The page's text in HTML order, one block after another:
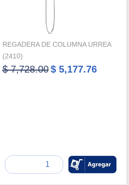
REGADERA DE COLUMNA URREA
(2410)
$ 7,728.00 $ 5,177.76